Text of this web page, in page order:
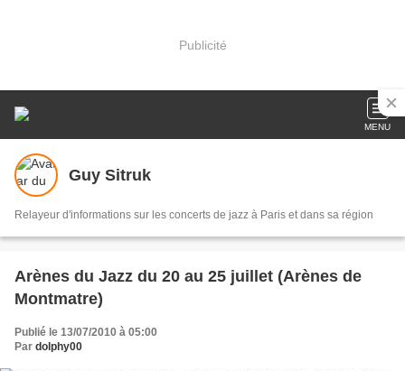
Publicité
MENU
Guy Sitruk
Relayeur d'informations sur les concerts de jazz à Paris et dans sa région
Arènes du Jazz du 20 au 25 juillet (Arènes de
Montmatre)
Publié le 13/07/2010 à 05:00
Par dolphy00